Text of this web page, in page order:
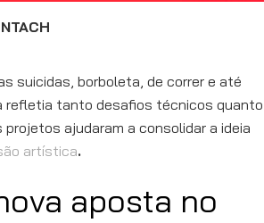
suicidas, borboleta, de correr e até
refletia tanto desafios técnicos quanto
ajudaram a consolidar a ideia
artística.
aposta no